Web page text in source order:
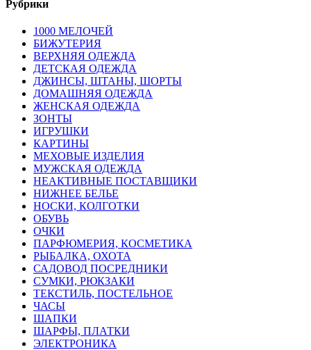
Рубрики
1000 МЕЛОЧЕЙ
БИЖУТЕРИЯ
ВЕРХНЯЯ ОДЕЖДА
ДЕТСКАЯ ОДЕЖДА
ДЖИНСЫ, ШТАНЫ, ШОРТЫ
ДОМАШНЯЯ ОДЕЖДА
ЖЕНСКАЯ ОДЕЖДА
ЗОНТЫ
ИГРУШКИ
КАРТИНЫ
МЕХОВЫЕ ИЗДЕЛИЯ
МУЖСКАЯ ОДЕЖДА
НЕАКТИВНЫЕ ПОСТАВЩИКИ
НИЖНЕЕ БЕЛЬЕ
НОСКИ, КОЛГОТКИ
ОБУВЬ
ОЧКИ
ПАРФЮМЕРИЯ, КОСМЕТИКА
РЫБАЛКА, ОХОТА
САДОВОД ПОСРЕДНИКИ
СУМКИ, РЮКЗАКИ
ТЕКСТИЛЬ, ПОСТЕЛЬНОЕ
ЧАСЫ
ШАПКИ
ШАРФЫ, ПЛАТКИ
ЭЛЕКТРОНИКА